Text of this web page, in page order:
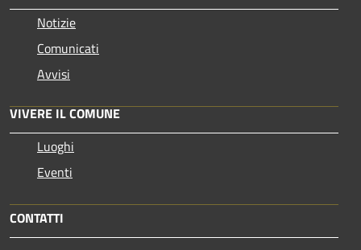
Notizie
Comunicati
Avvisi
VIVERE IL COMUNE
Luoghi
Eventi
CONTATTI